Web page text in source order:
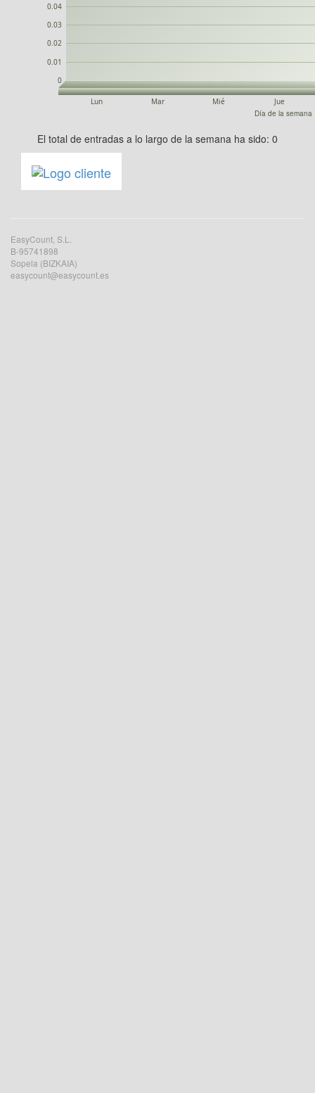
Lun Mar Mié Jue
0
0.01
0.02
0.03
0.04
Día de la semana
El total de entradas a lo largo de la semana ha sido: 0
EasyCount, S.L.
B-95741898
Sopela (BIZKAIA)
easycount@easycount.es